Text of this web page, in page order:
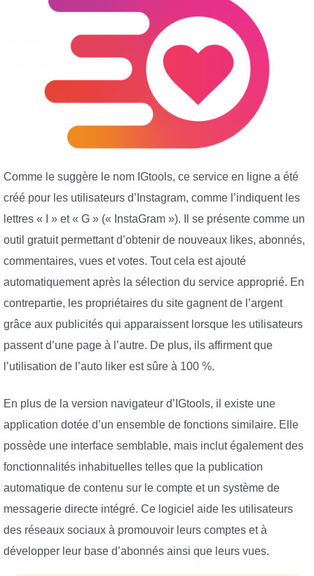
Comme le suggère le nom IGtools, ce service en ligne a été
créé pour les utilisateurs d’Instagram, comme l’indiquent les
lettres « I » et « G » (« InstaGram »). Il se présente comme un
outil gratuit permettant d’obtenir de nouveaux likes, abonnés,
commentaires, vues et votes. Tout cela est ajouté
automatiquement après la sélection du service approprié. En
contrepartie, les propriétaires du site gagnent de l’argent
grâce aux publicités qui apparaissent lorsque les utilisateurs
passent d’une page à l’autre. De plus, ils affirment que
l’utilisation de l’auto liker est sûre à 100 %.
En plus de la version navigateur d’IGtools, il existe une
application dotée d’un ensemble de fonctions similaire. Elle
possède une interface semblable, mais inclut également des
fonctionnalités inhabituelles telles que la publication
automatique de contenu sur le compte et un système de
messagerie directe intégré. Ce logiciel aide les utilisateurs
des réseaux sociaux à promouvoir leurs comptes et à
développer leur base d’abonnés ainsi que leurs vues.